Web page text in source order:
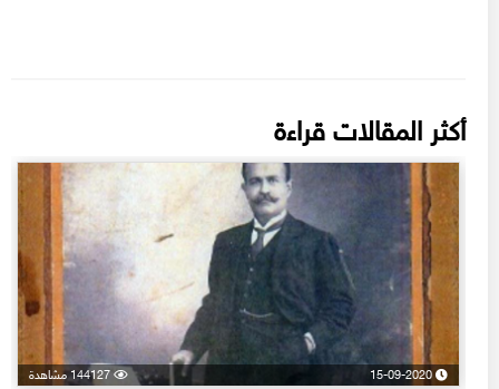
أكثر المقالات قراءة
15-09-2020 144127 مشاهدة